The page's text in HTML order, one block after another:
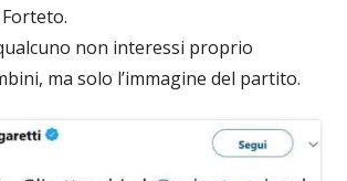
non interessi proprio
ma solo l’immagine del partito.